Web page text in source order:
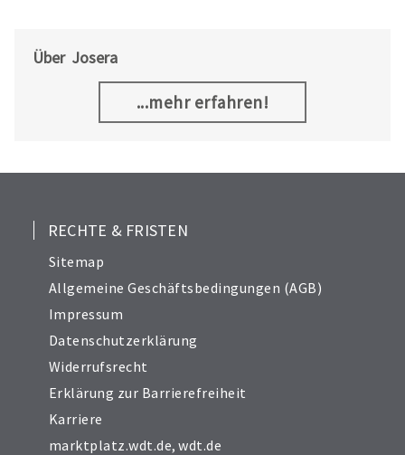
5
Über Josera
...mehr erfahren!
RECHTE & FRISTEN
Sitemap
Allgemeine Geschäftsbedingungen (AGB)
Impressum
Datenschutzerklärung
Widerrufsrecht
Erklärung zur Barrierefreiheit
Karriere
marktplatz.wdt.de,wdt.de